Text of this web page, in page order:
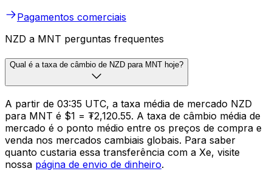
Pagamentos comerciais
NZD a MNT perguntas frequentes
Qual é a taxa de câmbio de NZD para MNT hoje?
A partir de 03:35 UTC, a taxa média de mercado NZD
para MNT é $1 = ₮2,120.55. A taxa de câmbio média de
mercado é o ponto médio entre os preços de compra e
venda nos mercados cambiais globais. Para saber
quanto custaria essa transferência com a Xe, visite
nossa página de envio de dinheiro.